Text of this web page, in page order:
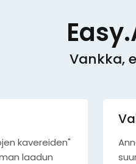
Vankka,
kavereiden"
laadun